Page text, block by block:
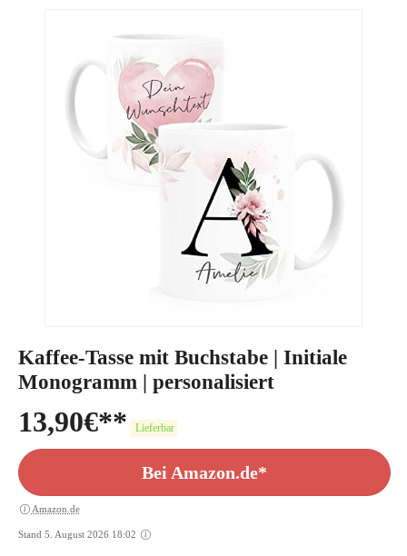
Kaffee-Tasse mit Buchstabe | Initiale
Monogramm | personalisiert
13,90€ Lieferbar
Bei Amazon.de*
Amazon.de
Stand 5. August 2026 18:02